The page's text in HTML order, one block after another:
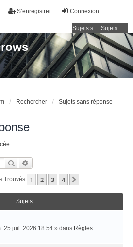
Connexion
S’enregistrer
Sujets sans réponse Sujets actifs
Rechercher Sujets sans réponse
Rechercher
Trouvés 1 2 3 4
Sujets
25 juil. 2026 18:54 » dans Règles